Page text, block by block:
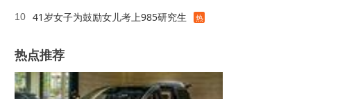
10 41岁女子为鼓励女儿考上985研究生 热
热点推荐